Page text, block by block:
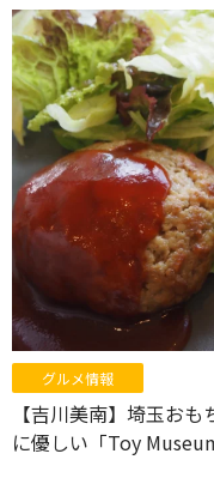
グルメ情報
【吉川美南】埼玉お
に優しい「Toy